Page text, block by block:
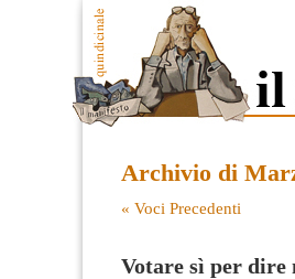
Archivio di
« Voci Precedenti
Votare sì per dire